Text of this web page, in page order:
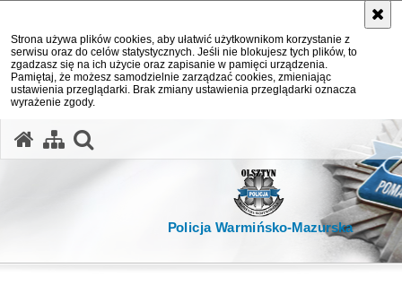
Strona używa plików cookies, aby ułatwić użytkownikom korzystanie z
serwisu oraz do celów statystycznych. Jeśli nie blokujesz tych plików, to
zgadzasz się na ich użycie oraz zapisanie w pamięci urządzenia.
Pamiętaj, że możesz samodzielnie zarządzać cookies, zmieniając
ustawienia przeglądarki. Brak zmiany ustawienia przeglądarki oznacza
wyrażenie zgody.
Policja Warmińsko-Mazurska